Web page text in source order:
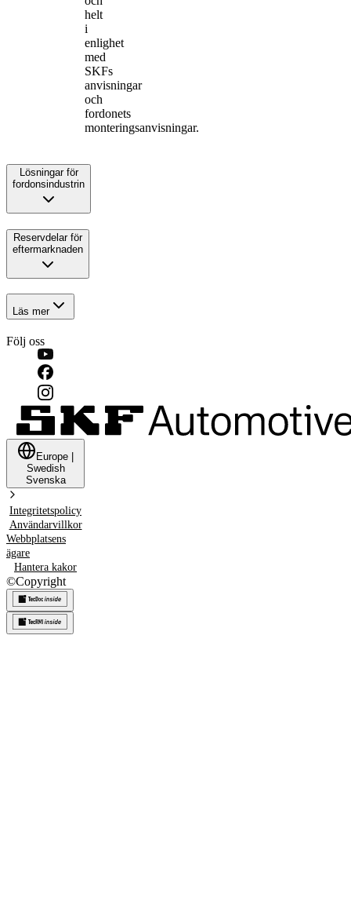
helt
i
enlighet
med
SKFs
anvisningar
och
fordonets
monteringsanvisningar.
Lösningar för
fordonsindustrin
Reservdelar för
eftermarknaden
Läs mer
Följ oss
Europe
Swedish
Svenska
Integritetspolicy
Användarvillkor
Webbplatsens
ägare
Hantera kakor
©Copyright